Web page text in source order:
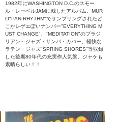
1982年にWASHINGTON D.C.のスモー
ル・レーベルJAMに残したアルバム。MUR
O"PAN RHYTHM"でサンプリングされたど
こかレゲエぽいナンバー"EVERYTHING M
UST CHANGE"、"MEDITATION"のブラジ
リアン～ジャズ・サンバ・カバー、軽快な
ラテン・ジャズ"SPRING SHORES"等収録
した後期80年代の充実作人気盤。ジャケも
素晴らしい！！